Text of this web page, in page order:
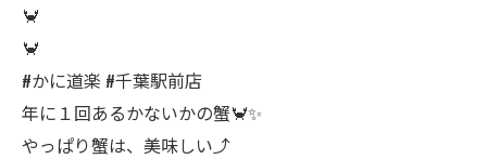
🦀
🦀
#かに道楽 #千葉駅前店
年に１回あるかないかの蟹🦀✨
やっぱり蟹は、美味しい⤴︎